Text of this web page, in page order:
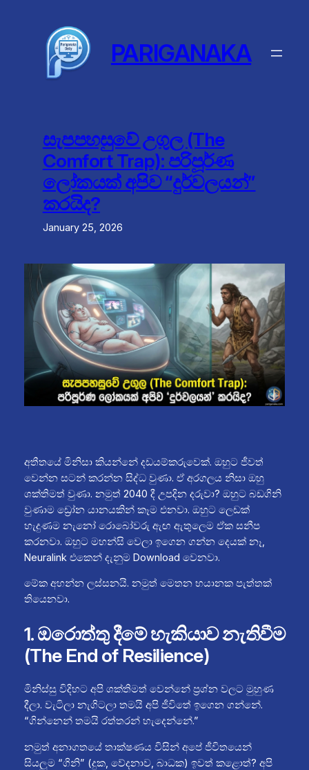
PARIGANAKA
සැපපහසුවේ උගුල (The
Comfort Trap): පරිපූර්ණ
ලෝකයක් අපිව “දුර්වලයන්”
කරයිද?
January 25, 2026
අතීතයේ මිනිසා කියන්නේ දඩයම්කරුවෙක්. ඔහුට ජීවත්
වෙන්න සටන් කරන්න සිද්ධ වුණා. ඒ අරගලය නිසා ඔහු
ශක්තිමත් වුණා. නමුත් 2040 දී උපදින දරුවා? ඔහුට බඩගිනි
වුණාම ඩ්‍රෝන යානයකින් කෑම එනවා. ඔහුට ලෙඩක්
හැදුණම නැනෝ රොබෝවරු ඇඟ ඇතුලෙම ඒක සනීප
කරනවා. ඔහුට මහන්සි වෙලා ඉගෙන ගන්න දෙයක් නෑ,
Neuralink එකෙන් දැනුම Download වෙනවා.
මේක අහන්න ලස්සනයි. නමුත් මෙතන භයානක පැත්තක්
තියෙනවා.
1. ඔරොත්තු දීමේ හැකියාව නැතිවීම
(The End of Resilience)
මිනිස්සු විදිහට අපි ශක්තිමත් වෙන්නේ ප්‍රශ්න වලට මුහුණ
දීලා. වැටිලා නැගිටලා තමයි අපි ජීවිතේ ඉගෙන ගන්නේ.
“ගින්නෙන් තමයි රත්තරන් හැදෙන්නේ.”
නමුත් අනාගතයේ තාක්ෂණය විසින් අපේ ජීවිතයෙන්
සියලුම “ගිනි” (දුක, වේදනාව, බාධක) ඉවත් කළොත්? අපි